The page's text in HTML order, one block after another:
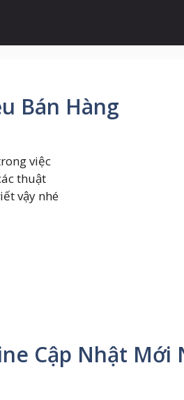
Bán Hàng
việc
thuật
vậy nhé
Cập Nhật Mới